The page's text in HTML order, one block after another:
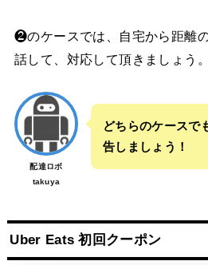
❷のケースでは、自宅から距離
話して、対応して頂きましょう。
配達ロボ
takuya
どちらのケースで
告しましょう！
Uber Eats 初回クーポン